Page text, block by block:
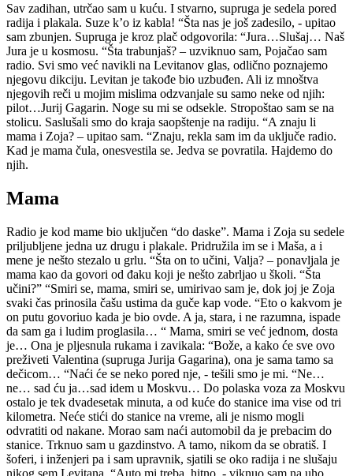
Sav zadihan, utrčao sam u kuću. I stvarno, supruga je sedela pored
radija i plakala. Suze k’o iz kabla! “Šta nas je još zadesilo, - upitao
sam zbunjen. Supruga je kroz plač odgovorila: “Jura…Slušaj… Naš
Jura je u kosmosu. “Šta trabunjaš? – uzviknuo sam, Pojačao sam
radio. Svi smo već navikli na Levitanov glas, odlično poznajemo
njegovu dikciju. Levitan je takođe bio uzbuđen. Ali iz mnoštva
njegovih reči u mojim mislima odzvanjale su samo neke od njih:
pilot…Jurij Gagarin. Noge su mi se odsekle. Stropoštao sam se na
stolicu. Saslušali smo do kraja saopštenje na radiju. “A znaju li
mama i Zoja? – upitao sam. “Znaju, rekla sam im da uključe radio.
Kad je mama čula, onesvestila se. Jedva se povratila. Hajdemo do
njih.
Mama
Radio je kod mame bio uključen “do daske”. Mama i Zoja su sedele
priljubljene jedna uz drugu i plakale. Pridružila im se i Maša, a i
mene je nešto stezalo u grlu. “Šta on to učini, Valja? – ponavljala je
mama kao da govori od đaku koji je nešto zabrljao u školi. “Šta
učini?” “Smiri se, mama, smiri se, umirivao sam je, dok joj je Zoja
svaki čas prinosila čašu ustima da guče kap vode. “Eto o kakvom je
on putu govoriuo kada je bio ovde. A ja, stara, i ne razumna, ispade
da sam ga i ludim proglasila… “ Mama, smiri se već jednom, dosta
je… Ona je pljesnula rukama i zavikala: “Bože, a kako će sve ovo
preživeti Valentina (supruga Jurija Gagarina), ona je sama tamo sa
dečicom… “Naći će se neko pored nje, - tešili smo je mi. “Ne…
ne… sad ću ja…sad idem u Moskvu… Do polaska voza za Moskvu
ostalo je tek dvadesetak minuta, a od kuće do stanice ima vise od tri
kilometra. Neće stići do stanice na vreme, ali je nismo mogli
odvratiti od nakane. Morao sam naći automobil da je prebacim do
stanice. Trknuo sam u gazdinstvo. A tamo, nikom da se obratiš. I
šoferi, i inženjeri pa i sam upravnik, sjatili se oko radija i ne slušaju
nikog sem Levitana. “Auto mi treba, hitno, - viknuo sam na uho